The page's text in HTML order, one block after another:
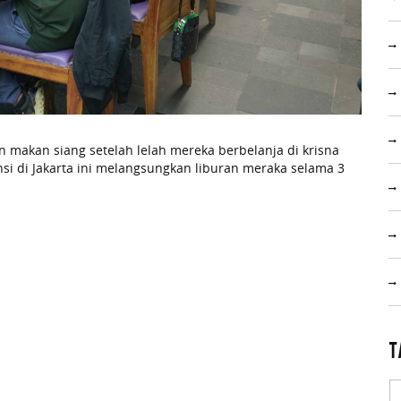
makan siang setelah lelah mereka berbelanja di krisna
di Jakarta ini melangsungkan liburan meraka selama 3